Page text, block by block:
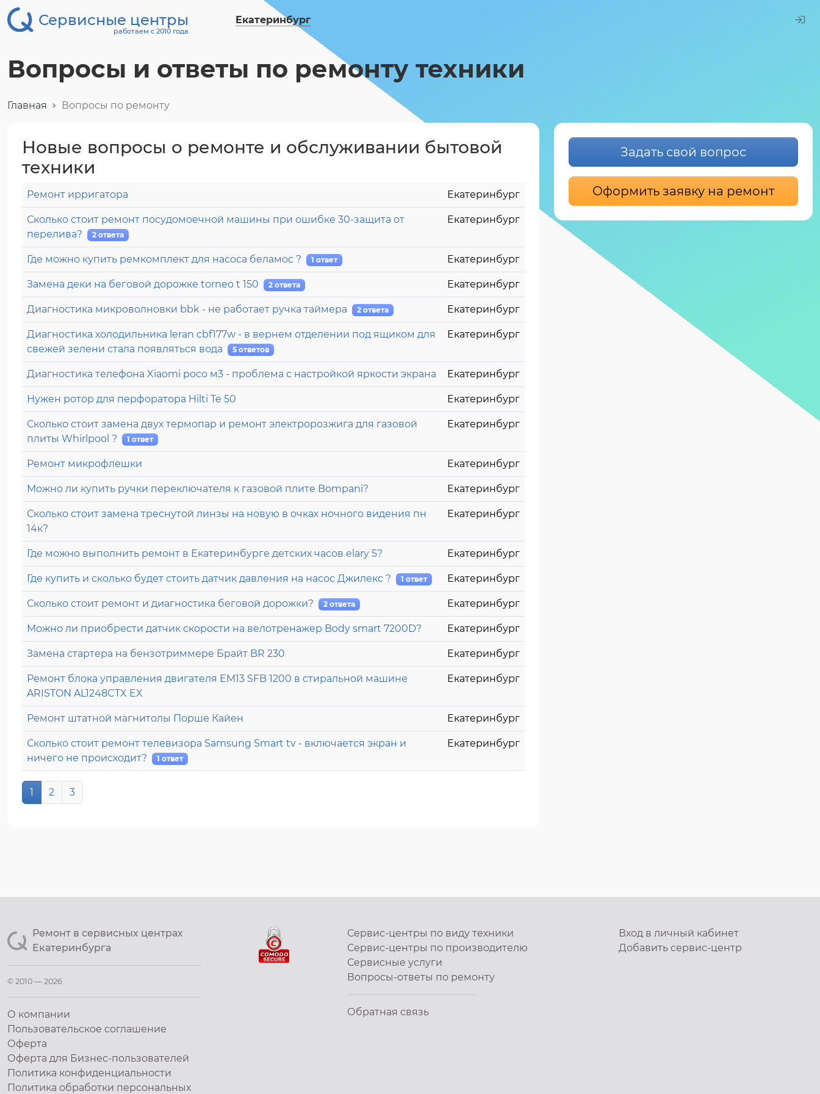
Сервисные центры
работаем с 2010 года
Екатеринбург
Вопросы и ответы по ремонту техники
Главная Вопросы по ремонту
Новые вопросы о ремонте и обслуживании бытовой
техники
Ремонт ирригатора Екатеринбург
Сколько стоит ремонт посудомоечной машины при ошибке 30-защита от
перелива?
2 ответа
Екатеринбург
Где можно купить ремкомплект для насоса беламос ? 1 ответ Екатеринбург
Замена деки на беговой дорожке torneo t 150 2 ответа Екатеринбург
Диагностика микроволновки bbk - не работает ручка таймера 2 ответа Екатеринбург
Диагностика холодильника leran cbf177w - в вернем отделении под ящиком для
свежей зелени стала появляться вода
5 ответов
Екатеринбург
Диагностика телефона Xiaomi poco м3 - проблема с настройкой яркости экрана Екатеринбург
Нужен ротор для перфоратора Hilti Te 50 Екатеринбург
Сколько стоит замена двух термопар и ремонт электророзжига для газовой
плиты Whirlpool ?
1 ответ
Екатеринбург
Ремонт микрофлешки Екатеринбург
Можно ли купить ручки переключателя к газовой плите Bompani? Екатеринбург
Сколько стоит замена треснутой линзы на новую в очках ночного видения пн
14к?
Екатеринбург
Где можно выполнить ремонт в Екатеринбурге детских часов elary 5? Екатеринбург
Где купить и сколько будет стоить датчик давления на насос Джилекс ? 1 ответ Екатеринбург
Сколько стоит ремонт и диагностика беговой дорожки? 2 ответа Екатеринбург
Можно ли приобрести датчик скорости на велотренажер Body smart 7200D? Екатеринбург
Замена стартера на бензотриммере Брайт BR 230 Екатеринбург
Ремонт блока управления двигателя EM13 SFB 1200 в стиральной машине
ARISTON AL1248CTX EX
Екатеринбург
Ремонт штатной магнитолы Порше Кайен Екатеринбург
Сколько стоит ремонт телевизора Samsung Smart tv - включается экран и
ничего не происходит?
1 ответ
Екатеринбург
1 (current)
2 3
Задать свой вопрос
Оформить заявку на ремонт
Ремонт в сервисных центрах
Екатеринбурга
© 2010 — 2026
О компании
Пользовательское соглашение
Оферта
Оферта для Бизнес-пользователей
Политика конфиденциальности
Политика обработки персональных
Сервис-центры по виду техники
Сервис-центры по производителю
Сервисные услуги
Вопросы-ответы по ремонту
Обратная связь
Вход в личный кабинет
Добавитьсервис-центр